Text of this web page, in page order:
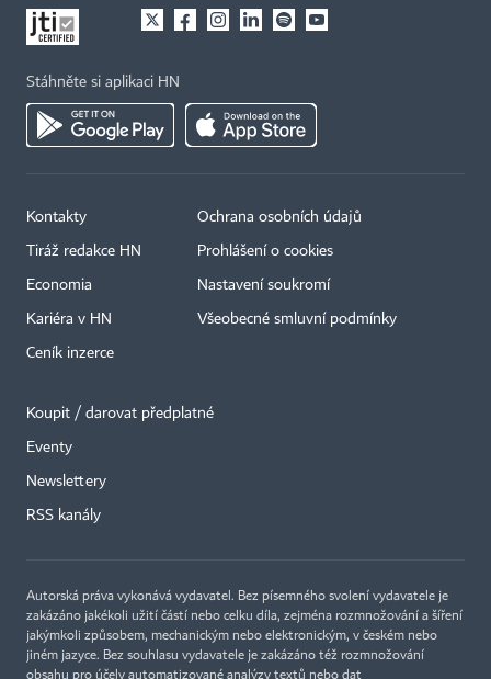
Stáhněte si aplikaci HN
Kontakty
Tiráž redakce HN
Economia
Kariéra v HN
Ceník inzerce
Ochrana osobních údajů
Prohlášení o cookies
Nastavení soukromí
Všeobecné smluvní podmínky
Koupit / darovat předplatné
Eventy
Newslettery
RSS kanály
Autorská práva vykonává vydavatel. Bez písemného svolení vydavatele je
zakázáno jakékoli užití částí nebo celku díla, zejména rozmnožování a šíření
jakýmkoli způsobem, mechanickým nebo elektronickým, v českém nebo
jiném jazyce. Bez souhlasu vydavatele je zakázáno též rozmnožování
obsahu pro účely automatizované analýzy textů nebo dat